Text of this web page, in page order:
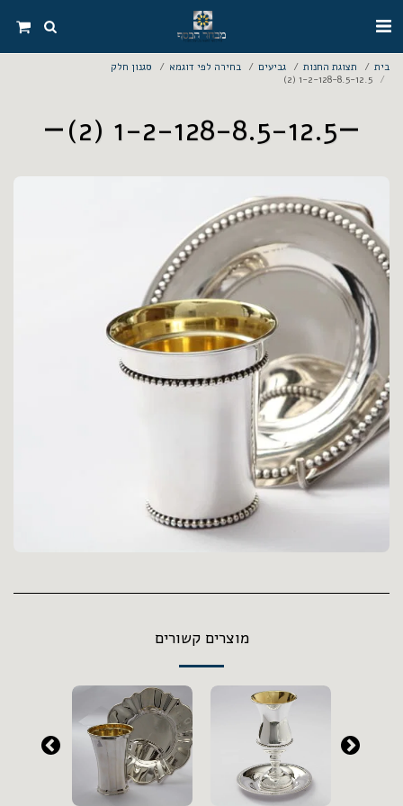
בית תצוגת החנות גביעים בחירה לפי דוגמא
סגנון חלק
1-2-128-8.5-12.5 (2)
1-2-128-8.5-12.5 (2)
מוצרים קשורים